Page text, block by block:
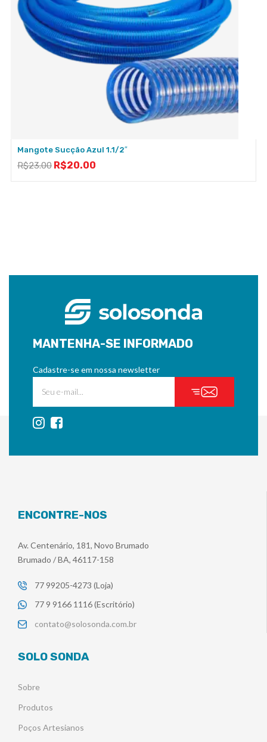
Mangote Sucção Azul 1.1/2″
R$23.00 R$20.00
MANTENHA-SE INFORMADO
Cadastre-se em nossa newsletter
ENCONTRE-NOS
Av. Centenário, 181, Novo Brumado
Brumado / BA, 46117-158
77 99205-4273 (Loja)
77 9 9166 1116 (Escritório)
contato@solosonda.com.br
SOLO SONDA
Sobre
Produtos
Poços Artesianos